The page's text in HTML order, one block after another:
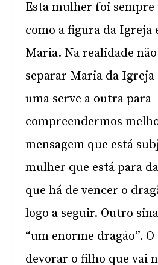
Esta mulher foi
como a figura da Igreja
Maria. Na realidade
separar Maria da
uma serve a outra para
compreendermos
mensagem que está
mulher que está para
que há de vencer o
logo a seguir. Outro
“um enorme dragão”.
devorar o filho que vai